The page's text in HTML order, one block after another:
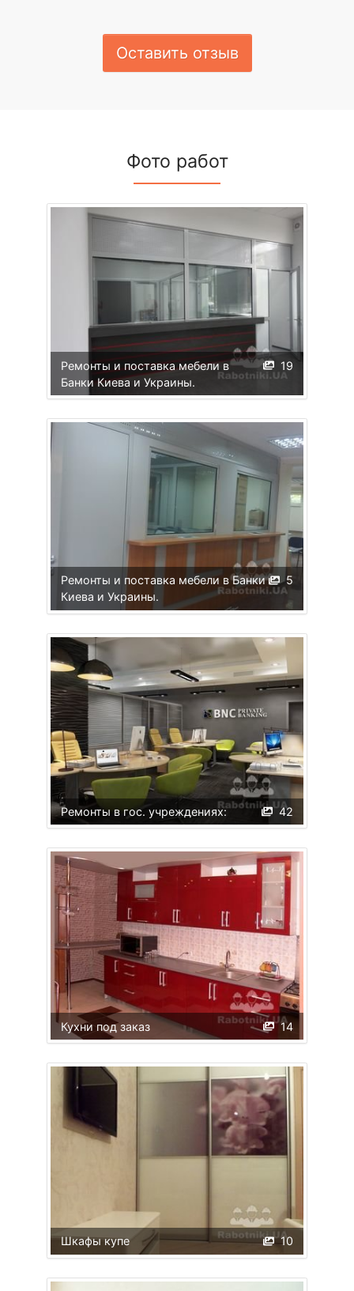
Оставить отзыв
Фото работ
19
Ремонты и поставка мебели в
Банки Киева и Украины.
5
Ремонты и поставка мебели в Банки
Киева и Украины.
42
Ремонты в гос. учреждениях:
14
Кухни под заказ
10
Шкафы купе